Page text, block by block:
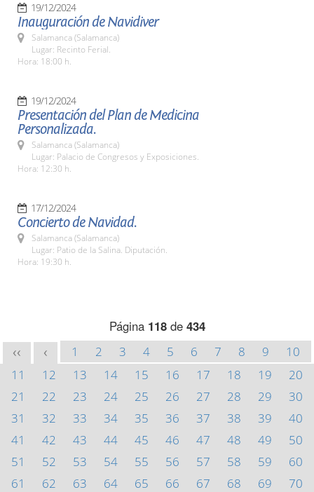
19/12/2024
Inauguración de Navidiver
Salamanca (Salamanca)
Lugar: Recinto Ferial.
Hora: 18:00 h.
19/12/2024
Presentación del Plan de Medicina
Personalizada.
Salamanca (Salamanca)
Lugar: Palacio de Congresos y Exposiciones.
Hora: 12:30 h.
17/12/2024
Concierto de Navidad.
Salamanca (Salamanca)
Lugar: Patio de la Salina. Diputación.
Hora: 19:30 h.
Página 118de 434
<< < 1 2 3 4 5 6 7 8 9
10
11
12 13 14 15 16 17 18 19
20
21
22 23 24 25 26 27 28 29
30
31
32 33 34 35 36 37 38 39
40
41
42 43 44 45 46 47 48 49
50
51
52 53 54 55 56 57 58 59
60
61
62 63 64 65 66 67 68 69
70